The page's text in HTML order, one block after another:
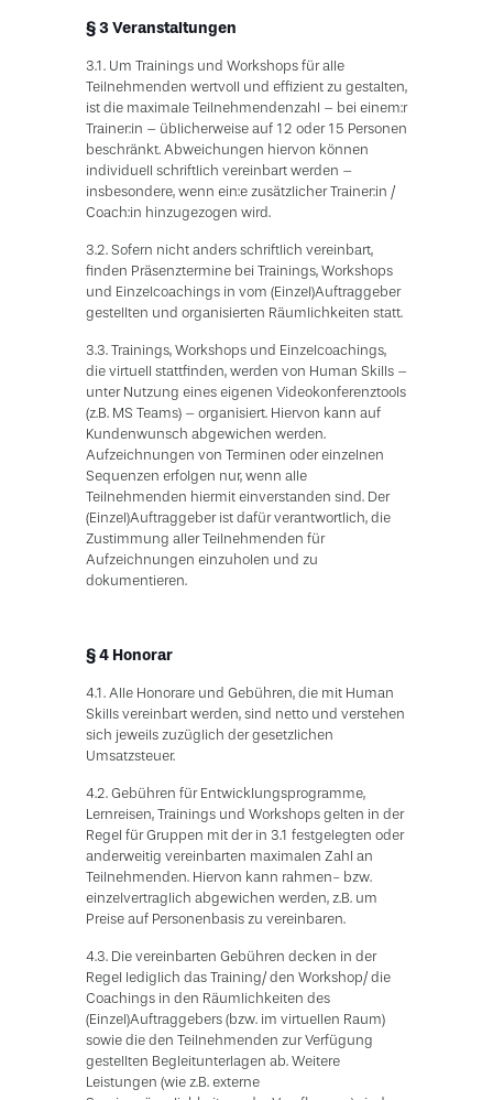
§ 3 Veranstaltungen
3.1. Um Trainings und Workshops für alle
Teilnehmenden wertvoll und effizient zu gestalten,
ist die maximale Teilnehmendenzahl – bei einem:r
Trainer:in – üblicherweise auf 12 oder 15 Personen
beschränkt. Abweichungen hiervon können
individuell schriftlich vereinbart werden –
insbesondere, wenn ein:e zusätzlicher Trainer:in /
Coach:in hinzugezogen wird.
3.2. Sofern nicht anders schriftlich vereinbart,
finden Präsenztermine bei Trainings, Workshops
und Einzelcoachings in vom (Einzel)Auftraggeber
gestellten und organisierten Räumlichkeiten statt.
3.3. Trainings, Workshops und Einzelcoachings,
die virtuell stattfinden, werden von Human Skills –
unter Nutzung eines eigenen Videokonferenztools
(z.B. MS Teams) – organisiert. Hiervon kann auf
Kundenwunsch abgewichen werden.
Aufzeichnungen von Terminen oder einzelnen
Sequenzen erfolgen nur, wenn alle
Teilnehmenden hiermit einverstanden sind. Der
(Einzel)Auftraggeber ist dafür verantwortlich, die
Zustimmung aller Teilnehmenden für
Aufzeichnungen einzuholen und zu
dokumentieren.
§ 4 Honorar
4.1. Alle Honorare und Gebühren, die mit Human
Skills vereinbart werden, sind netto und verstehen
sich jeweils zuzüglich der gesetzlichen
Umsatzsteuer.
4.2. Gebühren für Entwicklungsprogramme,
Lernreisen, Trainings und Workshops gelten in der
Regel für Gruppen mit der in 3.1 festgelegten oder
anderweitig vereinbarten maximalen Zahl an
Teilnehmenden. Hiervon kann rahmen- bzw.
einzelvertraglich abgewichen werden, z.B. um
Preise auf Personenbasis zu vereinbaren.
4.3. Die vereinbarten Gebühren decken in der
Regel lediglich das Training/ den Workshop/ die
Coachings in den Räumlichkeiten des
(Einzel)Auftraggebers (bzw. im virtuellen Raum)
sowie die den Teilnehmenden zur Verfügung
gestellten Begleitunterlagen ab. Weitere
Leistungen (wie z.B. externe